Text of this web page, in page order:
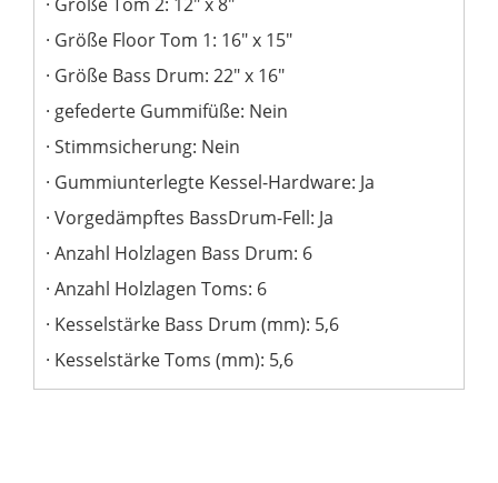
Größe Floor Tom 1: 16" x 15"
Größe Bass Drum: 22" x 16"
gefederte Gummifüße: Nein
Stimmsicherung: Nein
Gummiunterlegte Kessel-Hardware: Ja
Vorgedämpftes BassDrum-Fell: Ja
Anzahl Holzlagen Bass Drum: 6
Anzahl Holzlagen Toms: 6
Kesselstärke Bass Drum (mm): 5,6
Kesselstärke Toms (mm): 5,6